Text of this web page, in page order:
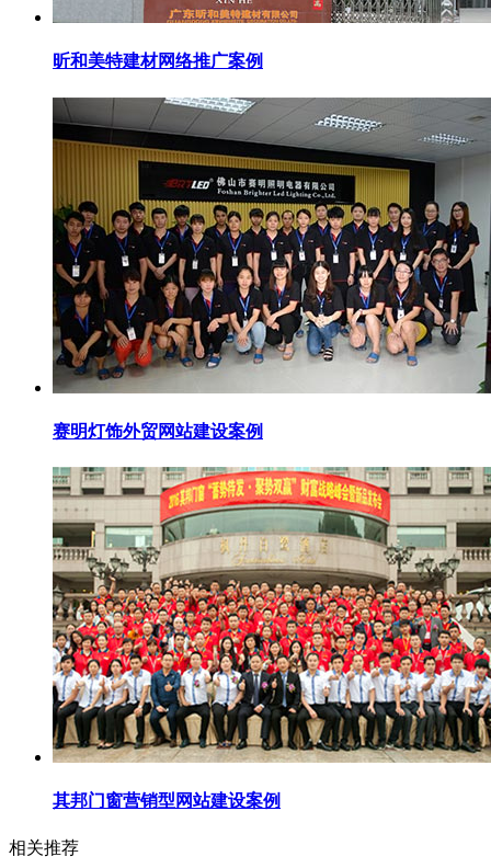
昕和美特建材网络推广案例
赛明灯饰外贸网站建设案例
其邦门窗营销型网站建设案例
相关推荐